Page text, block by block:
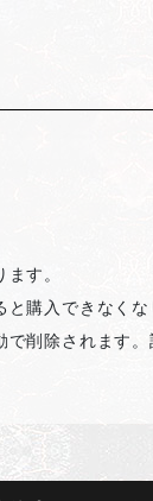
す。
購入できなくな
削除されます